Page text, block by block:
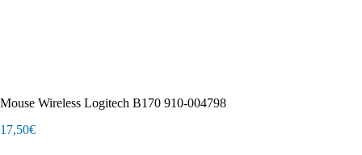
Mouse Wireless Logitech B170 910-004798
17,50€